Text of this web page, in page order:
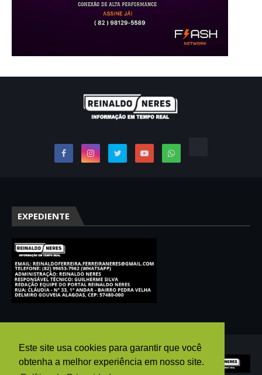
Este site usa cookies para garantir que você
obtenha a melhor experiência em nosso site.
EXPEDIENTE